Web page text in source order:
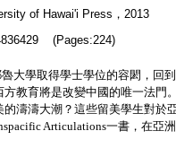
of Hawai'i Press，2013
(Pages:224)
大學取得學士學位的容閎，回
方教育將是改變中國的唯一法門
的濤濤大潮？這些留美學生對於
Articulations一書，在亞